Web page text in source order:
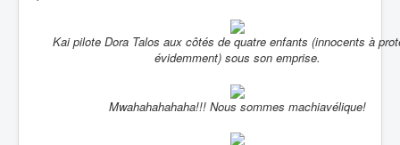
Kai pilote Dora Talos aux côtés de quatre enfants (innocents à
évidemment) sous son emprise.
Mwahahahahaha!!! Nous sommes machiavélique!